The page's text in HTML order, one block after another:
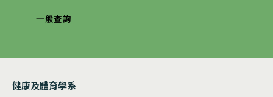
一般查詢
健康及體育學系